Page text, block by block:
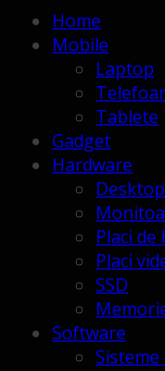
Home
Mobile
Laptop
Tablete
Gadget
Hardware
Desktop
Placi de
Placi
SSD
Software